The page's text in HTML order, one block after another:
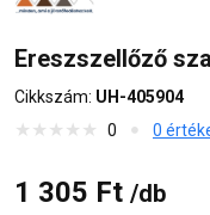
Ereszszellőző
Cikkszám: UH-405904
0
0
1 305 Ft /db